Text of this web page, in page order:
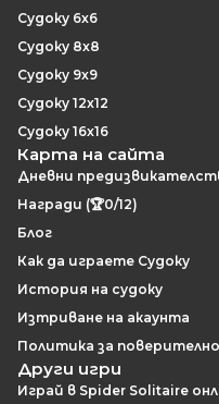
Судоку 6x6
Судоку 8x8
Судоку 9x9
Судоку 12x12
Судоку 16x16
Карта на сайта
Дневни
Награди (🏆0/12)
Блог
Как да играете Судоку
История на судоку
Изтриване на акаунта
Политика за
Други игри
Играй в Spider Solitaire